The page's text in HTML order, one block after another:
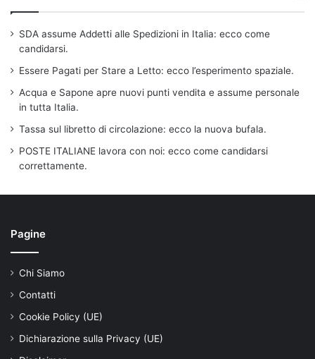
SDA assume Addetti alle Spedizioni in Italia: ecco come
candidarsi.
Essere Pagati per Stare a Letto: ecco l’esperimento spaziale.
Acqua e Sapone apre nuovi punti vendita e assume personale
in tutta Italia.
Tassa sul libretto di circolazione: ecco la nuova bufala.
POSTE ITALIANE lavora con noi: ecco come candidarsi
correttamente.
Pagine
Chi Siamo
Contatti
Cookie Policy (UE)
Dichiarazione sulla Privacy (UE)